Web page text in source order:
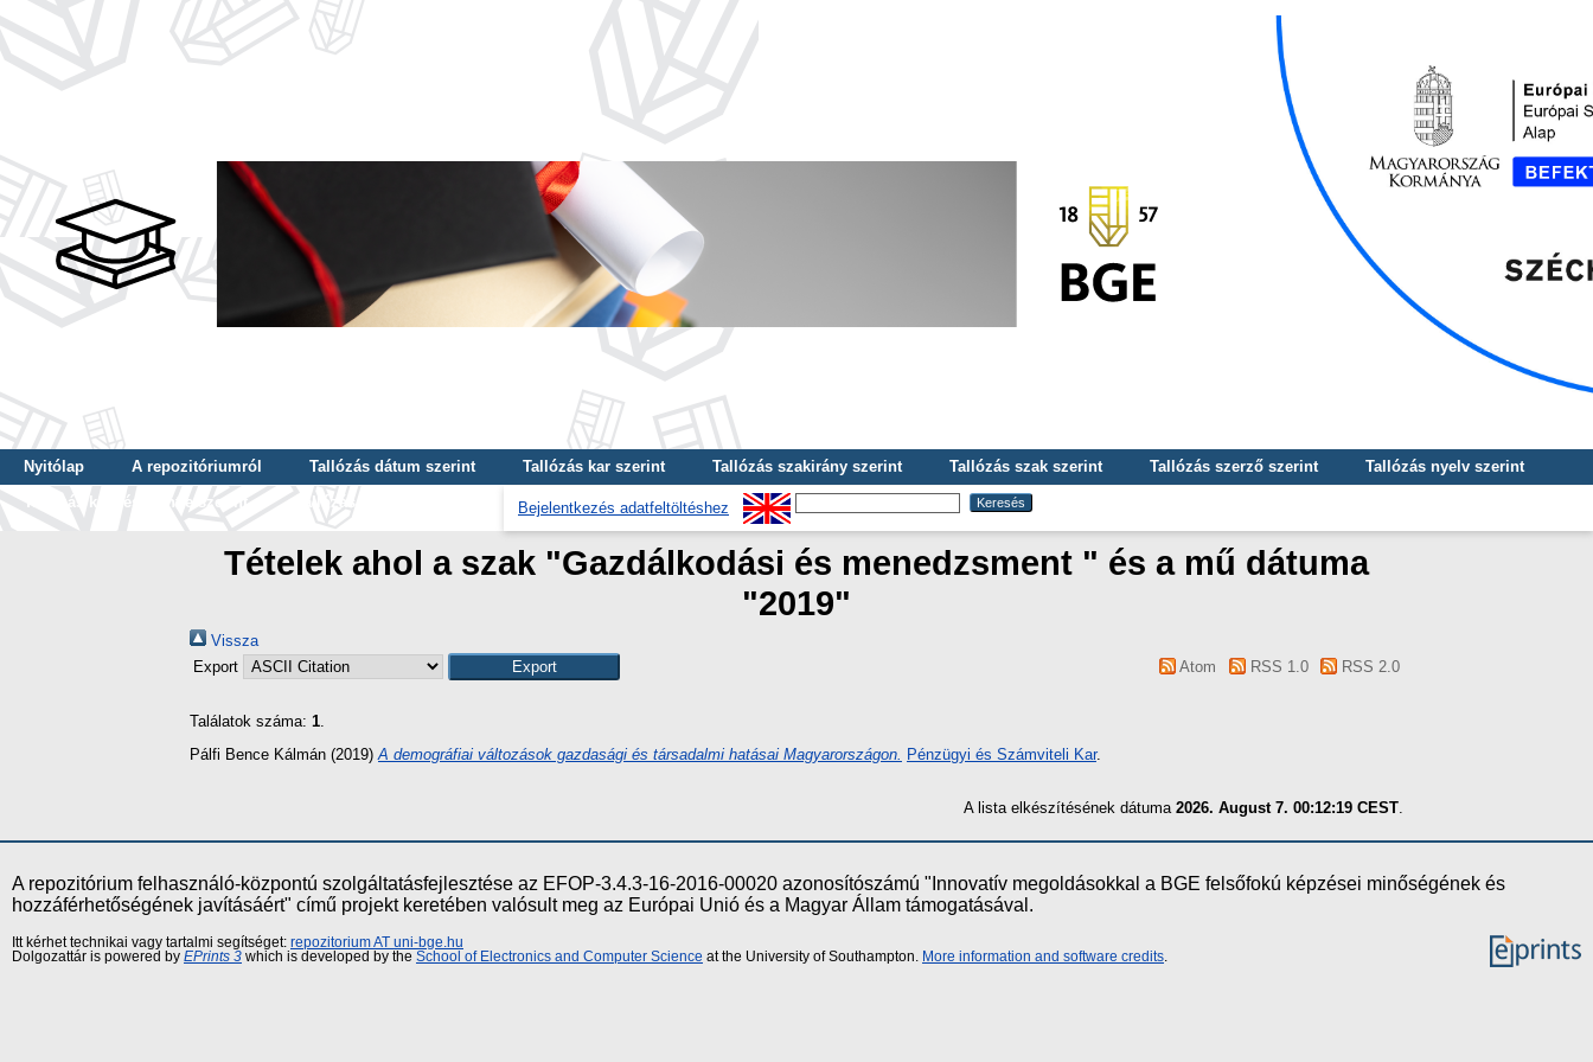
Nyitólap A repozitóriumról Tallózás dátum szerint Tallózás kar szerint Tallózás szakirány szerint Tallózás szak szerint Tallózás szerző szerint
Tallózás nyelv szerint
Tallózás képzés szintje szerint
Tallózás kulcsszó szerint Bejelentkezés adatfeltöltéshez
Tételek ahol a szak "Gazdálkodási és menedzsment " és a mű dátuma
"2019"
Vissza
Export
Atom RSS 1.0 RSS 2.0
Találatok száma: 1.
Pálfi Bence Kálmán (2019) A demográfiai változások gazdasági és társadalmi hatásai Magyarországon. Pénzügyi és Számviteli Kar.
A lista elkészítésének dátuma 2026. August 7. 00:12:19 CEST
A repozitórium felhasználó-központú szolgáltatásfejlesztése az EFOP-3.4.3-16-2016-00020 azonosítószámú "Innovatív megoldásokkal a BGE felsőfokú képzései minőségének és
hozzáférhetőségének javításáért" című projekt keretében valósult meg az Európai Unió és a Magyar Állam támogatásával.
Itt kérhet technikai vagy tartalmi segítséget: repozitorium AT uni-bge.hu
Dolgozattár is powered by EPrints 3 which is developed by the School of Electronics and Computer Science at the University of Southampton. More information and software credits